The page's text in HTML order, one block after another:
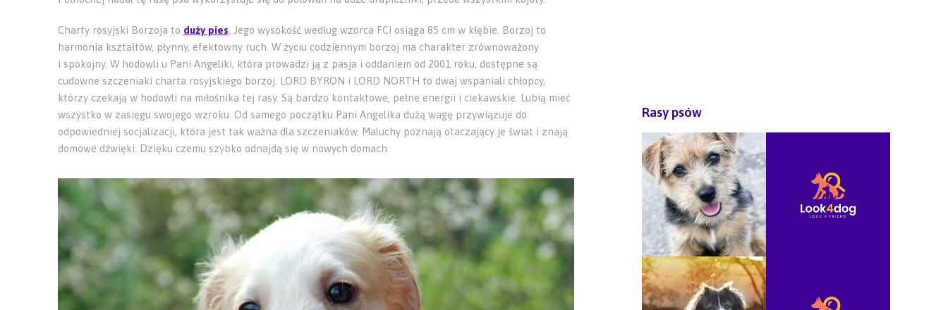
Charty rosyjski Borzoja to duży pies . Jego wysokość według wzorca FCI osiąga 85 cm w kłębie. Borzoj to
harmonia kształtów, płynny, efektowny ruch. W życiu codziennym borzoj ma charakter zrównoważony
i spokojny. W hodowli u Pani Angeliki, która prowadzi ją z pasja i oddaniem od 2001 roku, dostępne są
cudowne szczeniaki charta rosyjskiego borzoj. LORD BYRON i LORD NORTH to dwaj wspaniali chłopcy,
którzy czekają w hodowli na miłośnika tej rasy. Są bardzo kontaktowe, pełne energii i ciekawskie. Lubią mieć
wszystko w zasięgu swojego wzroku. Od samego początku Pani Angelika dużą wagę przywiązuje do
odpowiedniej socjalizacji, która jest tak ważna dla szczeniaków. Maluchy poznają otaczający je świat i znają
domowe dźwięki. Dzięku czemu szybko odnajdą się w nowych domach.
Rasy psów